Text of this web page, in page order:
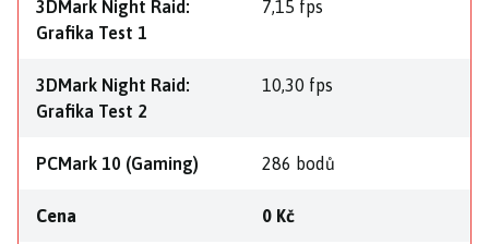
3DMark Night Raid:
Grafika Test 1
7,15 fps
3DMark Night Raid:
Grafika Test 2
10,30 fps
PCMark 10 (Gaming) 286 bodů
Cena 0 Kč